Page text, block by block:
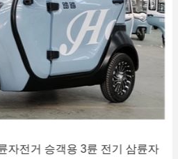
자전거 승객용 3륜 전기 삼륜자